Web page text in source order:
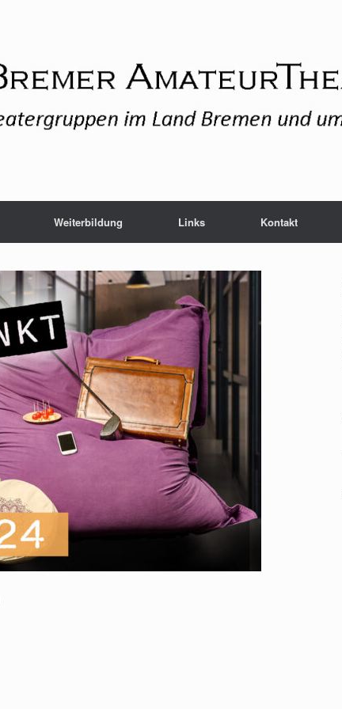
Weiterbildung Links Kontakt